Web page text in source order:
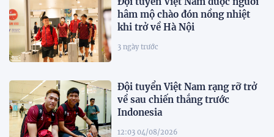
hâm mộ chào đón nồng nhiệt
khi trở về Hà Nội
3 ngày trước
Đội tuyển Việt Nam rạng rỡ trở
về sau chiến thắng trước
Indonesia
12:03 04/08/2026